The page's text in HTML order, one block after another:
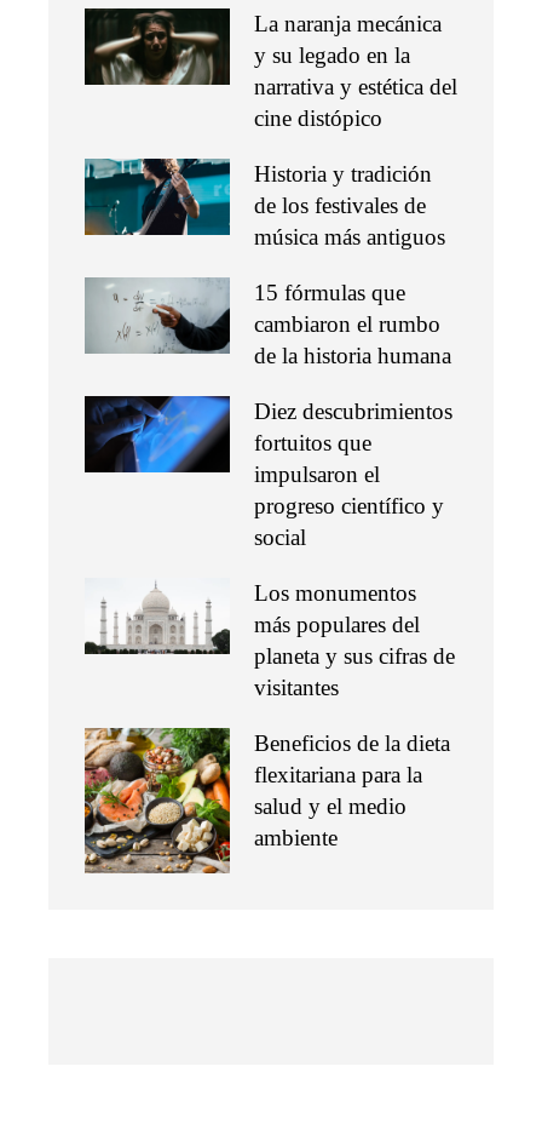
La naranja mecánica
y su legado en la
narrativa y estética del
cine distópico
Historia y tradición
de los festivales de
música más antiguos
15 fórmulas que
cambiaron el rumbo
de la historia humana
Diez descubrimientos
fortuitos que
impulsaron el
progreso científico y
social
Los monumentos
más populares del
planeta y sus cifras de
visitantes
Beneficios de la dieta
flexitariana para la
salud y el medio
ambiente